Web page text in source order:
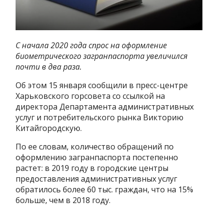
С начала 2020 года спрос на оформление
биометрического загранпаспорта увеличился
почти в два раза.
Об этом 15 января сообщили в пресс-центре
Харьковского горсовета со ссылкой на
директора Департамента административных
услуг и потребительского рынка Викторию
Китайгородскую.
По ее словам, количество обращений по
оформлению загранпаспорта постепенно
растет: в 2019 году в городские центры
предоставления административных услуг
обратилось более 60 тыс. граждан, что на 15%
больше, чем в 2018 году.